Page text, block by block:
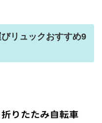
リュックおすすめ9